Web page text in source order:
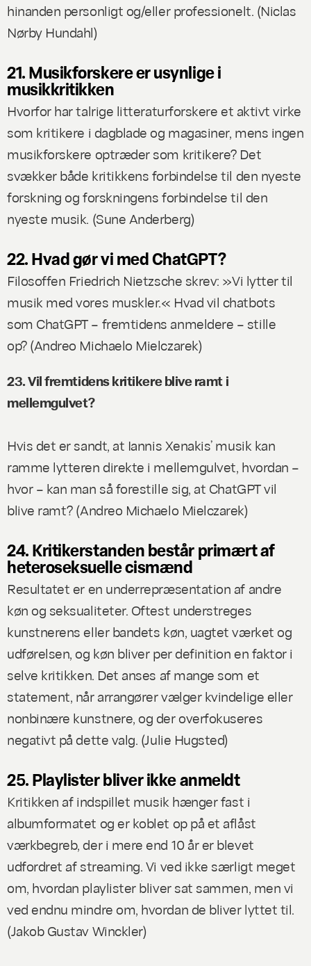
hinanden personligt og/eller professionelt. (Niclas
Nørby Hundahl)
21. Musikforskere er usynlige i
musikkritikken
Hvorfor har talrige litteraturforskere et aktivt virke
som kritikere i dagblade og magasiner, mens ingen
musikforskere optræder som kritikere? Det
svækker både kritikkens forbindelse til den nyeste
forskning og forskningens forbindelse til den
nyeste musik. (Sune Anderberg)
22. Hvad gør vi med ChatGPT?
Filosoffen Friedrich Nietzsche skrev: »Vi lytter til
musik med vores muskler.« Hvad vil chatbots
som ChatGPT – fremtidens anmeldere – stille
op? (Andreo Michaelo Mielczarek)
23. Vil fremtidens kritikere blive ramt i
mellemgulvet?
Hvis det er sandt, at Iannis Xenakis’ musik kan
ramme lytteren direkte i mellemgulvet, hvordan –
hvor – kan man så forestille sig, at ChatGPT vil
blive ramt? (Andreo Michaelo Mielczarek)
24. Kritikerstanden består primært af
heteroseksuelle cismænd
Resultatet er en underrepræsentation af andre
køn og seksualiteter. Oftest understreges
kunstnerens eller bandets køn, uagtet værket og
udførelsen, og køn bliver per definition en faktor i
selve kritikken. Det anses af mange som et
statement, når arrangører vælger kvindelige eller
nonbinære kunstnere, og der overfokuseres
negativt på dette valg. (Julie Hugsted)
25. Playlister bliver ikke anmeldt
Kritikken af indspillet musik hænger fast i
albumformatet og er koblet op på et aflåst
værkbegreb, der i mere end 10 år er blevet
udfordret af streaming. Vi ved ikke særligt meget
om, hvordan playlister bliver sat sammen, men vi
ved endnu mindre om, hvordan de bliver lyttet til.
(Jakob Gustav Winckler)